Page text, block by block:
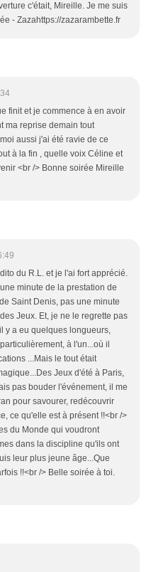
c'était, Mireille. Je me suis
- Zazahttps://zazarambette.fr
finit et je commence à en avoir
ma reprise demain tout
aussi j'ai été ravie de ce
à la fin , quelle voix Céline et
<br /> Bonne soirée Mireille
du R.L. et je l'ai fort apprécié.
minute de la prestation de
Saint Denis, pas une minute
Jeux. Et, je ne le regrette pas
y a eu quelques longueurs,
à l'un...où il
...Mais le tout était
Jeux d'été à Paris,
pas bouder l'événement, il me
pour savourer, redécouvrir
ce qu'elle est à présent !!<br />
du Monde qui voudront
dans la discipline qu'ils ont
leur plus jeune âge...Que
!!<br /> Belle soirée à toi.